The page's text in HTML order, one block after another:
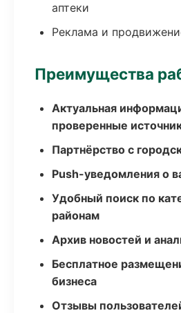
аптеки
Реклама и
Преимущества
Актуальная
проверенные
Партнёрство с
Push-уведомления о
Удобный поиск по
районам
Архив новостей и
Бесплатное
бизнеса
Отзывы